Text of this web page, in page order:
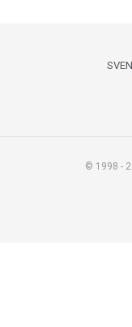
© 1998 -